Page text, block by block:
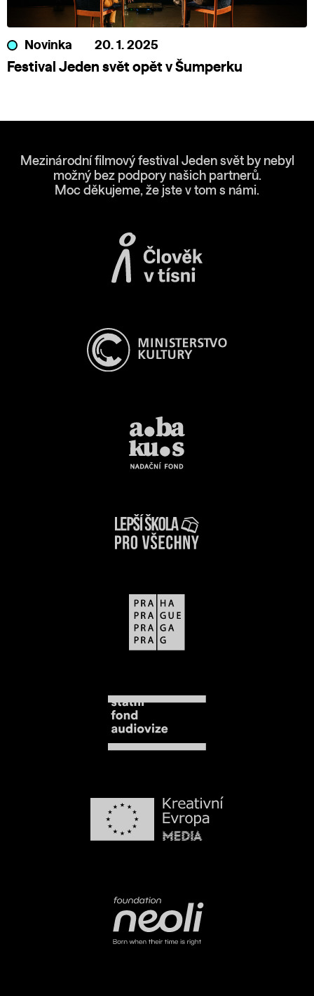
Novinka 20. 1. 2025
Festival Jeden svět opět v Šumperku
Mezinárodní filmový festival Jeden svět by nebyl
možný bez podpory našich partnerů.
Moc děkujeme, že jste v tom s námi.